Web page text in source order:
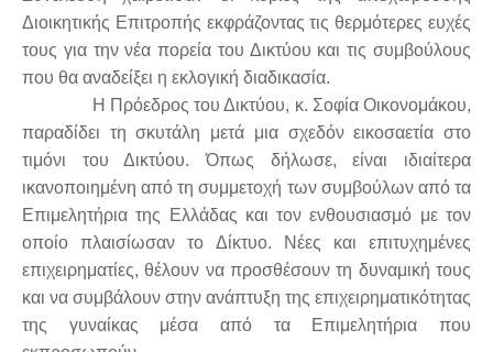
Διοικητικής Επιτροπής εκφράζοντας τις θερμότερες ευχές
τους για την νέα πορεία του Δικτύου και τις συμβούλους
που θα αναδείξει η εκλογική διαδικασία.
Η Πρόεδρος του Δικτύου, κ. Σοφία Οικονομάκου,
παραδίδει τη σκυτάλη μετά μια σχεδόν εικοσαετία στο
τιμόνι του Δικτύου. Όπως δήλωσε, είναι ιδιαίτερα
ικανοποιημένη από τη συμμετοχή των συμβούλων από τα
Επιμελητήρια της Ελλάδας και τον ενθουσιασμό με τον
οποίο πλαισίωσαν το Δίκτυο. Νέες και επιτυχημένες
επιχειρηματίες, θέλουν να προσθέσουν τη δυναμική τους
και να συμβάλουν στην ανάπτυξη της επιχειρηματικότητας
της γυναίκας μέσα από τα Επιμελητήρια που